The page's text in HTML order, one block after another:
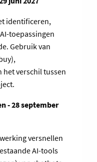
identificeren,
toepassingen
Gebruik van
het verschil tussen
- 28 september
versnellen
AI-tools